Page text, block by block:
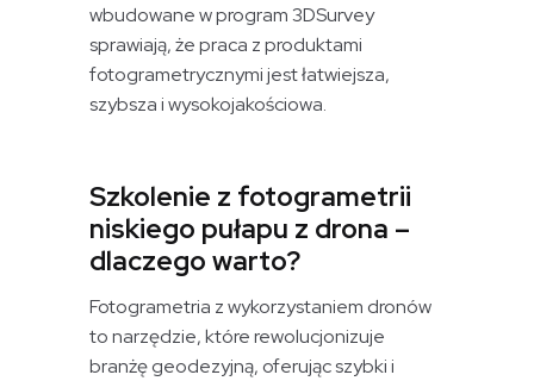
wbudowane w program 3DSurvey
sprawiają, że praca z produktami
fotogrametrycznymi jest łatwiejsza,
szybsza i wysokojakościowa.
Szkolenie z fotogrametrii
niskiego pułapu z drona –
dlaczego warto?
Fotogrametria z wykorzystaniem dronów
to narzędzie, które rewolucjonizuje
branżę geodezyjną, oferując szybki i